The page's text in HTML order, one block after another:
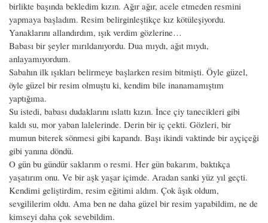
birlikte başında bekledim kızın. Ağır ağır, acele etmeden resmini
yapmaya başladım. Resim belirginleştikçe kız kötüleşiyordu.
Yanaklarını allandırdım, ışık verdim gözlerine…
Babası bir şeyler mırıldanıyordu. Dua mıydı, ağıt mıydı,
anlayamıyordum.
Sabahın ilk ışıkları belirmeye başlarken resim bitmişti. Öyle güzel,
öyle güzel bir resim olmuştu ki, kendim bile inanamamıştım
yaptığıma.
Su istedi, babası dudaklarını ıslattı kızın. İnce çiy tanecikleri gibi
kaldı su, mor yaban lalelerinde. Derin bir iç çekti. Gözleri, bir
mumun biterek sönmesi gibi kapandı. Başı ikindi vaktinde bir ayçiçeği
gibi yanına döndü.
O gün bu gündür saklarım o resmi. Her gün bakarım, baktıkça
yaşatırım onu. Ve bir aşk yaşar içimde. Aradan sanki yüz yıl geçti.
Kendimi geliştirdim, resim eğitimi aldım. Çok âşık oldum,
sevgililerim oldu. Ama ben ne daha güzel bir resim yapabildim, ne de
kimseyi daha çok sevebildim.